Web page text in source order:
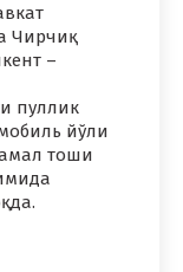
Чирчиқ
–
пуллик
йўли
тоши